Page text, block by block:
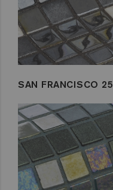
SAN FRANCISCO 25